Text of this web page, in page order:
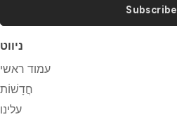
Subscribe
ניווט
עמוד ראשי
חֲדָשׁוֹת
עלינו